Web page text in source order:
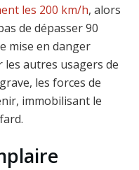
les 200 km/h, alors
de dépasser 90
mise en danger
autres usagers de
les forces de
immobilisant le